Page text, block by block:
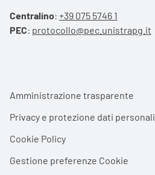
Centralino: +39 075 5746 1
PEC: protocollo@pec.unistrapg.it
Footer menu
Amministrazione trasparente
Privacy e protezione dati personali
Cookie Policy
Gestione preferenze Cookie